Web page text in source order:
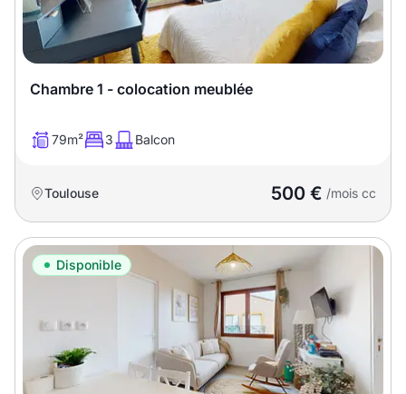
Chambre 1 - colocation meublée
79m² 3 Balcon
Toulouse 500 € /mois cc
Disponible